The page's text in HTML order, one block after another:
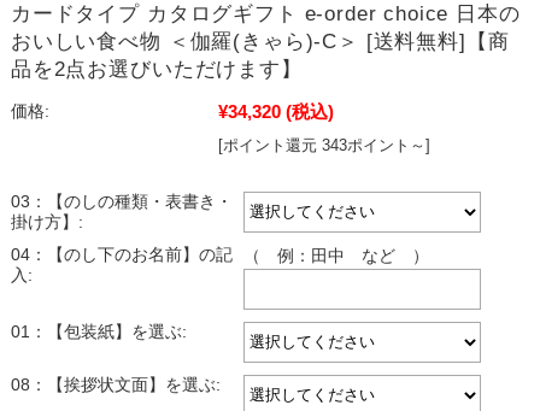
カードタイプ カタログギフト e-order choice 日本の
おいしい食べ物 ＜伽羅(きゃら)-C＞ [送料無料]【商
品を2点お選びいただけます】
価格: ¥34,320 (税込)
[ポイント還元 343ポイント～]
03：【のしの種類・表書き・
掛け方】:
04：【のし下のお名前】の記
入:
（ 例：田中 など ）
01：【包装紙】を選ぶ:
08：【挨拶状文面】を選ぶ: